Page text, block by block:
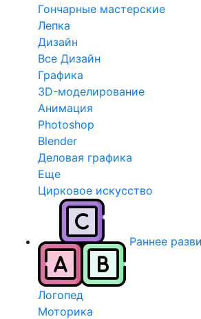
Гончарные мастерские
Лепка
Дизайн
Все Дизайн
Графика
3D-моделирование
Анимация
Photoshop
Blender
Деловая графика
Еще
Цирковое искусство
Раннее
Логопед
Моторика